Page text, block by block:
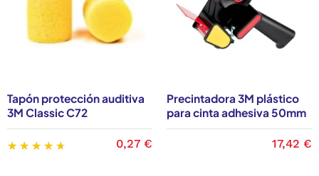
Tapón protección auditiva
3M Classic C72
0,27 €
Precintadora 3M plástico
para cinta adhesiva 50mm
17,42 €